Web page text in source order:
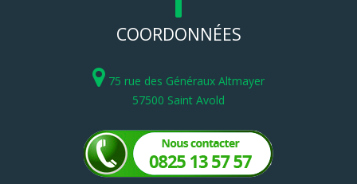
COORDONNÉES
75 rue des Généraux Altmayer
57500 Saint Avold